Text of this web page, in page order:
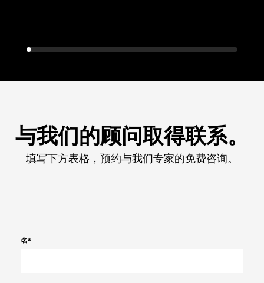
与我们的顾问取得联系。
填写下方表格，预约与我们专家的免费咨询。
名*